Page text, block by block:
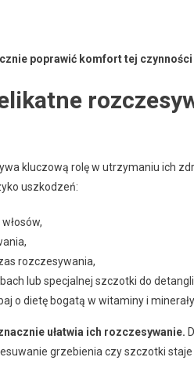
poprawić komfort tej
kluczową rolę w utrzymaniu ich
uszkodzeń:
rozczesywania,
lub specjalnej szczotki do
o dietę bogatą w witaminy i minerały.
ułatwia ich rozczesywanie.
grzebienia czy szczotki staje